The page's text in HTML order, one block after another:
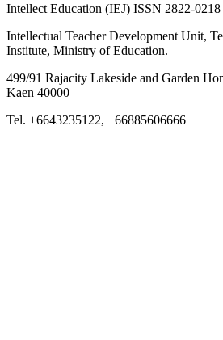
Intellect Education (IEJ) ISSN 2822-
Intellectual Teacher Development Unit,
Institute, Ministry of Education.
499/91 Rajacity Lakeside and Garden
Kaen 40000
Tel. +6643235122, +66885606666